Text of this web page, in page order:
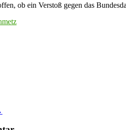
ob ein Verstoß gegen das